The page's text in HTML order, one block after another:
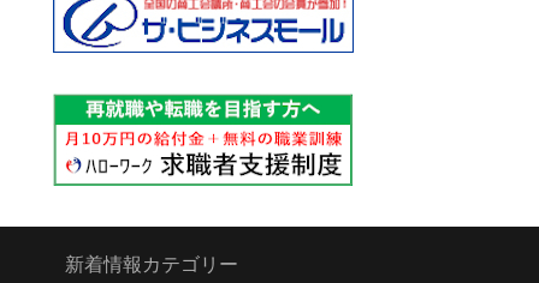
新着情報カテゴリー